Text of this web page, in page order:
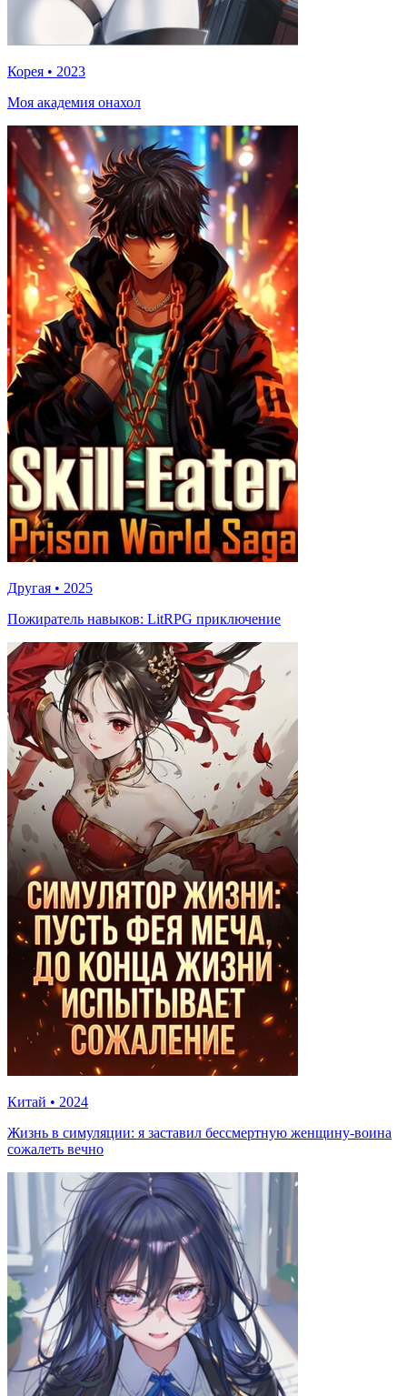
Корея • 2023
Моя академия онахол
Другая • 2025
Пожиратель навыков: LitRPG приключение
Китай • 2024
Жизнь в симуляции: я заставил бессмертную женщину-воина
сожалеть вечно